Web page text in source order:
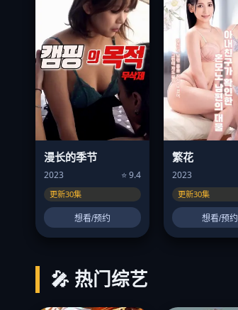
漫长的季节
2023 ⭐ 9.4
更新30集
想看/预约
繁花
2023
更新30集
想看/预约
🎤 热门综艺